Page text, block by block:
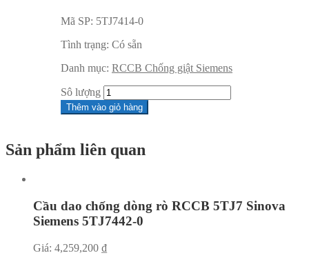
Mã SP: 5TJ7414-0
Tình trạng: Có sẵn
Danh mục: RCCB Chống giật Siemens
Sô lượng
Thêm vào giỏ hàng
Sản phẩm liên quan
Cầu dao chống dòng rò RCCB 5TJ7 Sinova
Siemens 5TJ7442-0
Giá: 4,259,200 ₫